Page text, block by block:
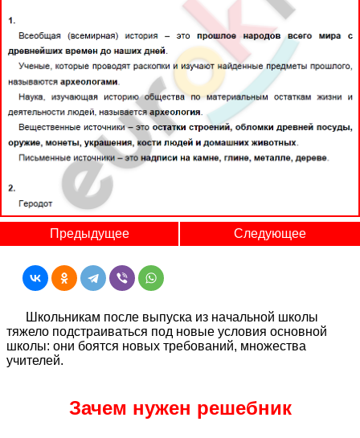
Предыдущее Следующее
Школьникам после выпуска из начальной школы
тяжело подстраиваться под новые условия основной
школы: они боятся новых требований, множества
учителей.
Зачем нужен решебник